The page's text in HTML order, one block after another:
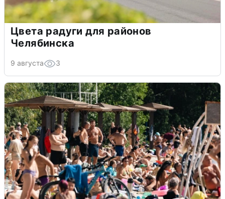
Цвета радуги для районов
Челябинска
9 августа 3